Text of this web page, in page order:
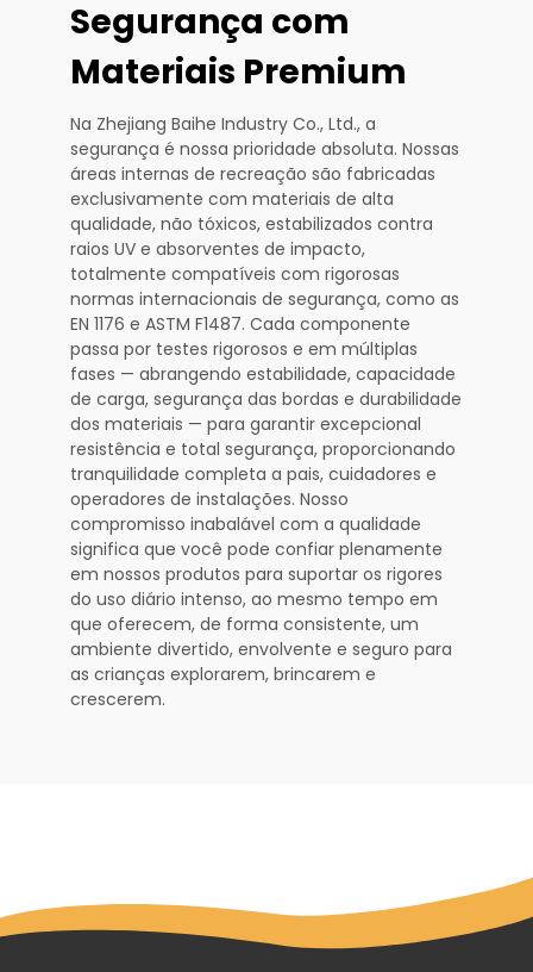
Segurança com
Materiais Premium
Na Zhejiang Baihe Industry Co., Ltd., a
segurança é nossa prioridade absoluta. Nossas
áreas internas de recreação são fabricadas
exclusivamente com materiais de alta
qualidade, não tóxicos, estabilizados contra
raios UV e absorventes de impacto,
totalmente compatíveis com rigorosas
normas internacionais de segurança, como as
EN 1176 e ASTM F1487. Cada componente
passa por testes rigorosos e em múltiplas
fases — abrangendo estabilidade, capacidade
de carga, segurança das bordas e durabilidade
dos materiais — para garantir excepcional
resistência e total segurança, proporcionando
tranquilidade completa a pais, cuidadores e
operadores de instalações. Nosso
compromisso inabalável com a qualidade
significa que você pode confiar plenamente
em nossos produtos para suportar os rigores
do uso diário intenso, ao mesmo tempo em
que oferecem, de forma consistente, um
ambiente divertido, envolvente e seguro para
as crianças explorarem, brincarem e
crescerem.